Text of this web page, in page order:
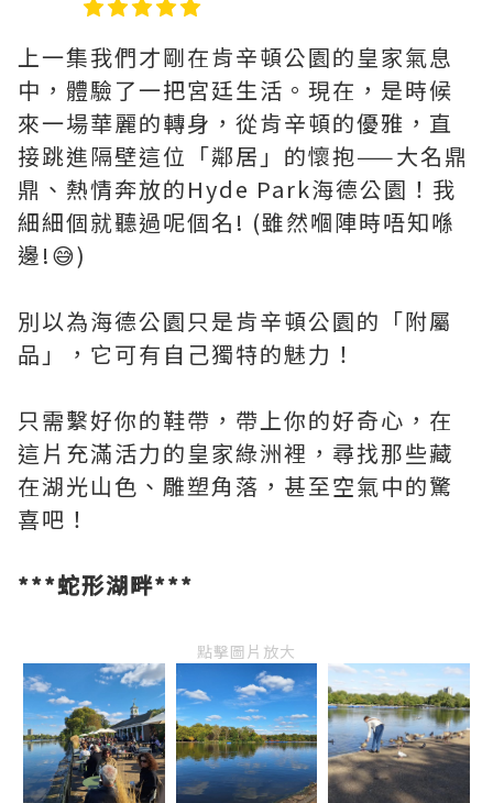
上一集我們才剛在肯辛頓公園的皇家氣息
中，體驗了一把宮廷生活。現在，是時候
來一場華麗的轉身，從肯辛頓的優雅，直
接跳進隔壁這位「鄰居」的懷抱——大名鼎
鼎、熱情奔放的Hyde Park海德公園！我
細細個就聽過呢個名! (雖然嗰陣時唔知喺
邊!😅)
別以為海德公園只是肯辛頓公園的「附屬
品」，它可有自己獨特的魅力！
只需繫好你的鞋帶，帶上你的好奇心，在
這片充滿活力的皇家綠洲裡，尋找那些藏
在湖光山色、雕塑角落，甚至空氣中的驚
喜吧！
***蛇形湖畔***
點擊圖片放大